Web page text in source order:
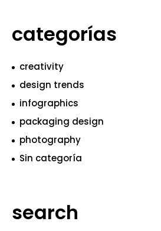
categorías
creativity
design trends
infographics
packaging design
photography
Sin categoría
search